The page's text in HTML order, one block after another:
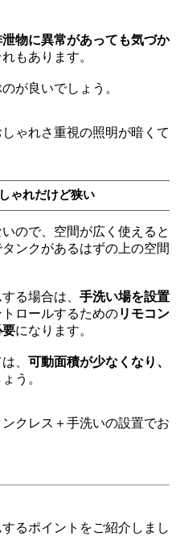
泄物に異常があっても気づか
もあります。
が良いでしょう。
ゃれだけど狭い
ので、空間が広く使えると
ンクがあるはずの上の空間
る場合は、 手洗い場を設置
トロールするためのリモコン
要になります。
、 可動面積が少なくなり、
う。
るポイントをご紹介しまし